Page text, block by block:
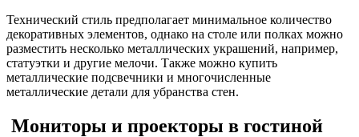
Технический стиль предполагает минимальное количество
декоративных элементов, однако на столе или полках можно
разместить несколько металлических украшений, например,
статуэтки и другие мелочи. Также можно купить
металлические подсвечники и многочисленные
металлические детали для убранства стен.
Мониторы и проекторы в гостиной